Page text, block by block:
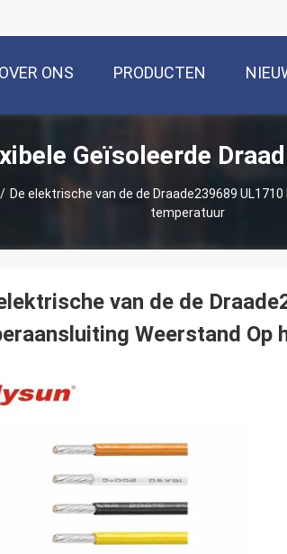
OVER ONS PRODUCTEN
Geïsoleerde
/ De elektrische van de de Draade239689
temperatuur
van de de
Weerstand Op